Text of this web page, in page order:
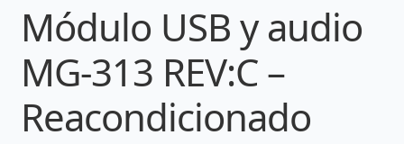
Módulo USB y audio
MG-313 REV:C –
Reacondicionado